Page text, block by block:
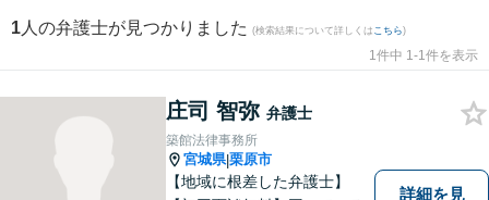
1 人の弁護士が見つかりました (検索結果について詳しくは こちら)
1件中 1-1件を表示
庄司 智弥 弁護士
築館法律事務所
宮城県|栗原市
【地域に根差した弁護士】
詳細を見